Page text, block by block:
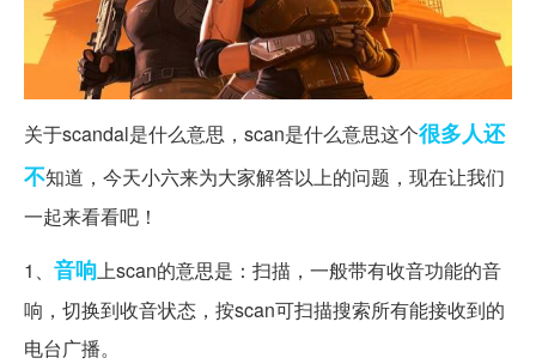
关于scandal是什么意思，scan是什么意思这个很多人还
不知道，今天小六来为大家解答以上的问题，现在让我们
一起来看看吧！
1、 音响上scan的意思是：扫描，一般带有收音功能的音
响，切换到收音状态，按scan可扫描搜索所有能接收到的
电台广播。